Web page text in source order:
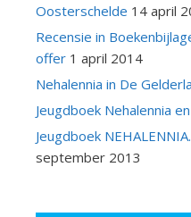
Oosterschelde 14 april
Recensie in
offer 1 april 2014
Nehalennia in De
Jeugdboek Nehalennia en
Jeugdboek
september 2013